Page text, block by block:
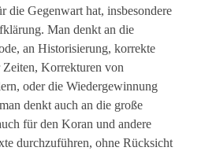
die Gegenwart hat, insbesondere
Man denkt an die
an Historisierung, korrekte
Zeiten, Korrekturen von
oder die Wiedergewinnung
denkt auch an die große
für den Koran und andere
durchzuführen, ohne Rücksicht